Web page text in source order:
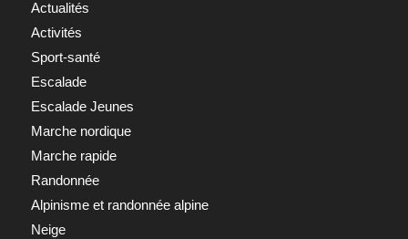
Actualités
Activités
Sport-santé
Escalade
Escalade Jeunes
Marche nordique
Marche rapide
Randonnée
Alpinisme et randonnée alpine
Neige